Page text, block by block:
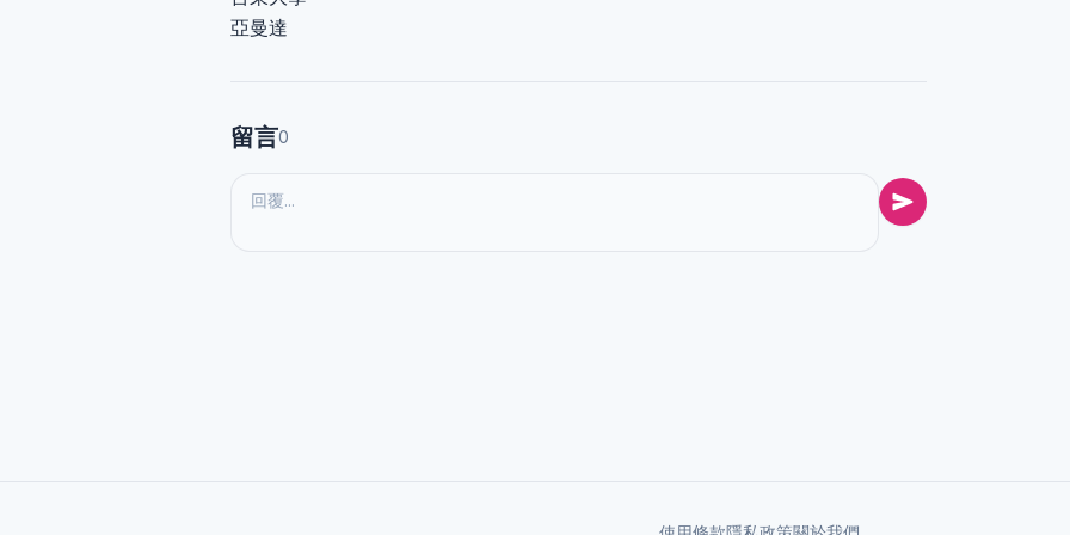
亞曼達
留言0